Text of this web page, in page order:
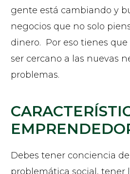
gente está cambiando y
negocios que no solo
dinero. Por eso tienes
ser cercano a las nuevas
problemas.
Debes tener conciencia
problemática social, tener